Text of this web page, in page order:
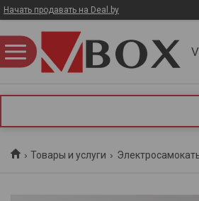
Начать продавать на Deal.by
Товары и услуги